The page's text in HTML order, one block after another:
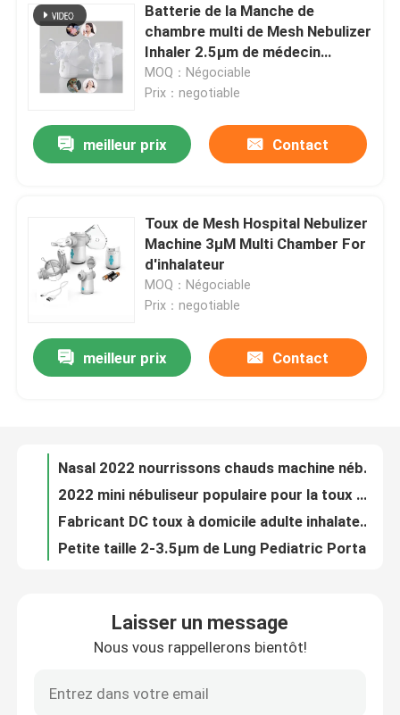
Produits
Visite d'usine
Mesh Nebulizer portatif
Batterie de la Manche de
chambre multi de Mesh Nebulizer
Inhaler 2.5μm de médecin
d'hôpital double
MOQ：Négociable
Prix：negotiable
meilleur prix Contact
Toux de Mesh Hospital Nebulizer
Machine 3μM Multi Chamber For
d'inhalateur
MOQ：Négociable
Prix：negotiable
meilleur prix Contact
Fonction de l'atomisateur de drogue contre la toux Nébuliseur électrique Nébuliseur mobile muet mini
Nasal 2022 nourrissons chauds machine nébuliseur de toux muette adultes enfants nébuliseur de membrane de maille portable à froid
2022 mini nébuliseur populaire pour la toux ménagère nébuliseur machine inhalateur nébuliseur à mailles portables
Fabricant DC toux à domicile adulte inhalateur enfants machine nébuliseur batterie nébuliseur à mailles portable
Laisser un message
Nous vous rappellerons bientôt!